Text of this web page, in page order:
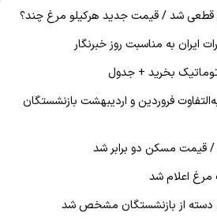
شد / قیمت جدید هرکیلو مرغ چند؟
ایران به مناسبت روز خبرنگار
فروردین و اردیبهشت بازنشستگان
قیمت مسکن دو برابر شد
اعلام شد
دسته از بازنشستگان مشخص شد